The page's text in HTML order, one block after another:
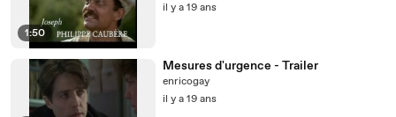
1:50
il y a 19 ans
Mesures d'urgence - Trailer
enricogay
il y a 19 ans